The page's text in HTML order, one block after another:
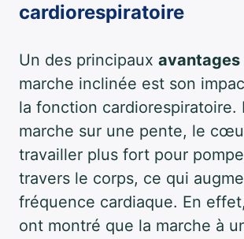
cardiorespiratoire
Un des principaux avantages
marche inclinée est son
la fonction cardiorespiratoire.
marche sur une pente, le
travailler plus fort pour
travers le corps, ce qui
fréquence cardiaque. En
ont montré que la marche à